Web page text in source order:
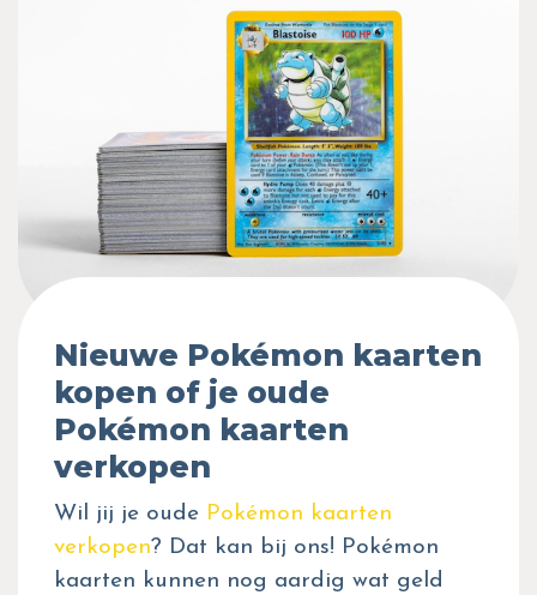
Nieuwe Pokémon kaarten
kopen of je oude
Pokémon kaarten
verkopen
Wil jij je oude Pokémon kaarten
verkopen? Dat kan bij ons! Pokémon
kaarten kunnen nog aardig wat geld